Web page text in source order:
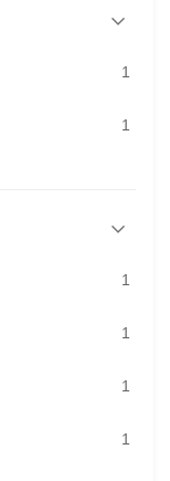
1
1
1
1
1
1